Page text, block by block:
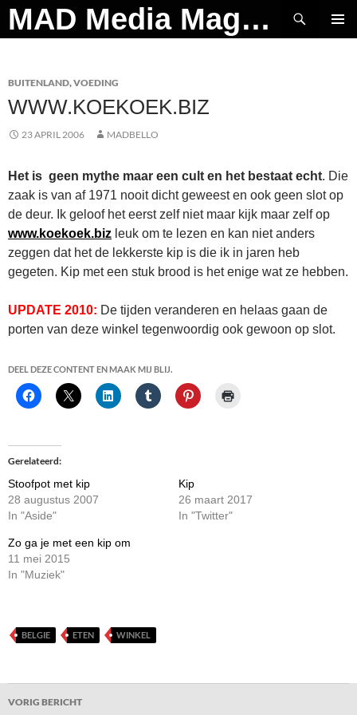
Ga
naar
MAD Media Magazine
Zoeken
BUITENLAND,VOEDING
WWW.KOEKOEK.BIZ
23 APRIL 2006 MADBELLO
Het is geen mythe maar een cult en het bestaat echt. Die
zaak is van af 1971 nooit dicht geweest en ook geen slot op
de deur. Ik geloof het eerst zelf niet maar kijk maar zelf op
www.koekoek.biz leuk om te lezen en kan niet anders
zeggen dat het de lekkerste kip is die ik in jaren heb
gegeten. Kip met een stuk brood is het enige wat ze hebben.
UPDATE 2010: De tijden veranderen en helaas gaan de
porten van deze winkel tegenwoordig ook gewoon op slot.
DEEL DEZE CONTENT EN MAAK MIJ BLIJ.
Gerelateerd
Stoofpot met kip
28 augustus 2007
In "Aside"
Kip
26 maart 2017
In "Twitter"
Zo ga je met een kip om
11 mei 2015
In "Muziek"
BELGIE ETEN WINKEL
Bericht
VORIG BERICHT